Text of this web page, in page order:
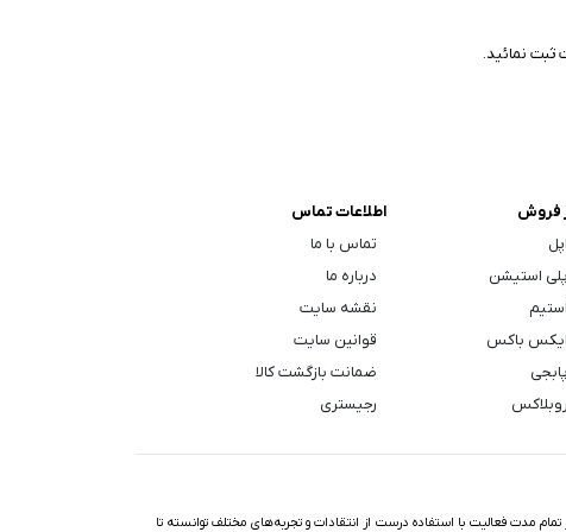
ثبت نمائید.
فروش
استیشن
باکس
اطلاعات تماس
تماس با ما
درباره ما
نقشه سایت
قوانین سایت
ضمانت بازگشت کالا
رجیستری
مدت فعالیت با استفاده درست از انتقادات و تجربه‌های مختلف توانسته تا